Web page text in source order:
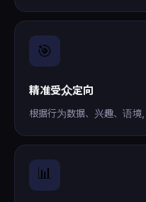
🎯
精准受众定向
根据行为数据、兴趣、语境
📊